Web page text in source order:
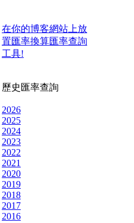
在你的博客網站上放
置匯率換算匯率查詢
工具!
歷史匯率查詢
2026
2025
2024
2023
2022
2021
2020
2019
2018
2017
2016